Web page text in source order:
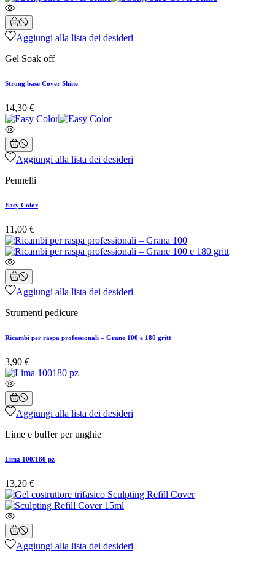
Aggiungi alla lista dei desideri
Gel Soak off
Strong base Cover Shine
14,30 €
Aggiungi alla lista dei desideri
Pennelli
Easy Color
11,00 €
Aggiungi alla lista dei desideri
Strumenti pedicure
Ricambi per raspa professionali – Grane 100 e 180 gritt
3,90 €
Aggiungi alla lista dei desideri
Lime e buffer per unghie
Lima 100/180 pz
13,20 €
Aggiungi alla lista dei desideri